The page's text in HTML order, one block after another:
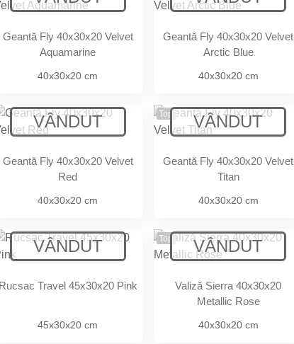
Geantă Fly 40x30x20 Velvet
Aquamarine
40x30x20 cm
Geantă Fly 40x30x20 Velvet
Arctic Blue
40x30x20 cm
Geantă Fly 40x30x20 Velvet
Red
40x30x20 cm
Top
Geantă Fly 40x30x20 Velvet
Titan
40x30x20 cm
Rucsac Travel 45x30x20 Pink
45x30x20 cm
Top
Valiză Sierra 40x30x20
Metallic Rose
40x30x20 cm